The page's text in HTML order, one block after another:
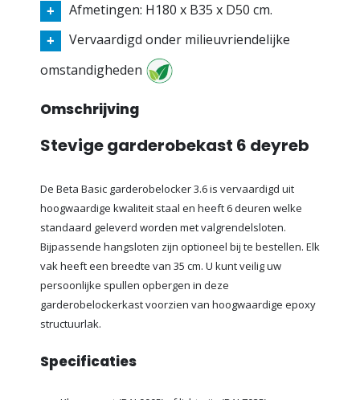
Afmetingen: H180 x B35 x D50 cm.
Vervaardigd onder milieuvriendelijke
omstandigheden
Omschrijving
Stevige garderobekast 6 deyreb
De Beta Basic garderobelocker 3.6 is vervaardigd uit
hoogwaardige kwaliteit staal en heeft 6 deuren welke
standaard geleverd worden met valgrendelsloten.
Bijpassende hangsloten zijn optioneel bij te bestellen. Elk
vak heeft een breedte van 35 cm. U kunt veilig uw
persoonlijke spullen opbergen in deze
garderobelockerkast voorzien van hoogwaardige epoxy
structuurlak.
Specificaties